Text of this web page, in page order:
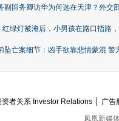
副国务卿访华为何选在天津？外交
红绿灯被淹后，小男孩在路口指路
坠亡案细节：凶手欲靠悲情蒙混 警
资者关系 Investor Relations 广告
凤凰新媒